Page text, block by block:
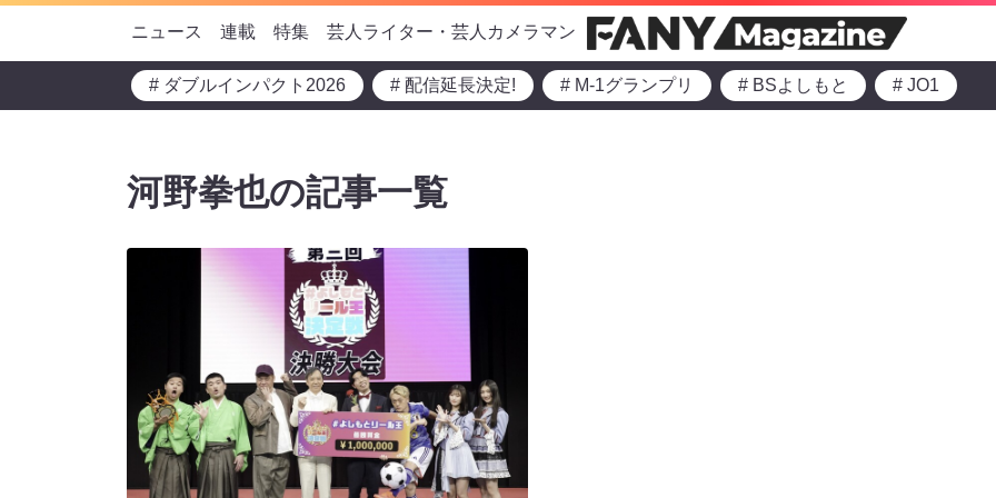
ニュース 連載 特集 芸人ライター・芸人カメラマン
# ダブルインパクト2026 # 配信延長決定! # M-1グランプリ # BSよしもと # JO1
河野拳也の記事一覧